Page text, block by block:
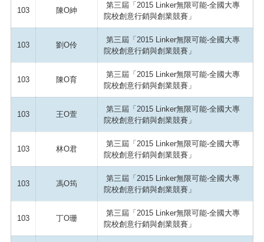
103 陳O紳
第三屆「2015 Linker無限可能-全國大專
院校創意行銷與創業競賽」
103 劉O伶
第三屆「2015 Linker無限可能-全國大專
院校創意行銷與創業競賽」
103 陳O育
第三屆「2015 Linker無限可能-全國大專
院校創意行銷與創業競賽」
103 王O萱
第三屆「2015 Linker無限可能-全國大專
院校創意行銷與創業競賽」
103 林O君
第三屆「2015 Linker無限可能-全國大專
院校創意行銷與創業競賽」
103 馮O筠
第三屆「2015 Linker無限可能-全國大專
院校創意行銷與創業競賽」
103 丁O珊
第三屆「2015 Linker無限可能-全國大專
院校創意行銷與創業競賽」